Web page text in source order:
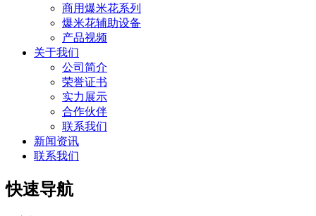
商用爆米花系列
爆米花辅助设备
产品视频
关于我们
公司简介
荣誉证书
实力展示
合作伙伴
联系我们
新闻资讯
联系我们
快速导航